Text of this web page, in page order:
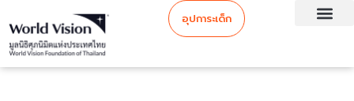
อุปการะเด็ก